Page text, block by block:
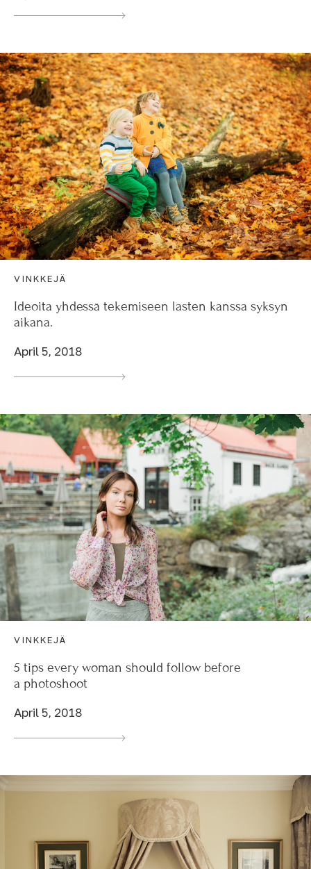
VINKKEJÄ
Ideoita yhdessä tekemiseen lasten kanssa syksyn
aikana.
April 5, 2018
VINKKEJÄ
5 tips every woman should follow before
a photoshoot
April 5, 2018